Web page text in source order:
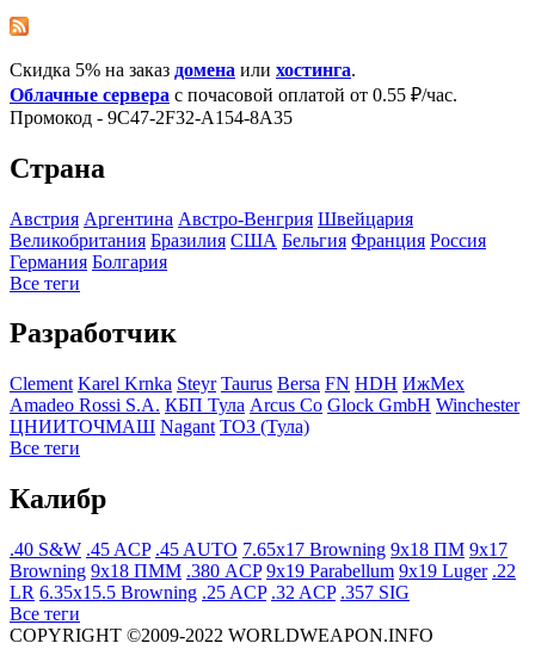
Скидка 5% на заказ домена или хостинга.
Облачные сервера с почасовой оплатой от 0.55 ₽/час.
Промокод - 9C47-2F32-A154-8A35
Страна
Австрия Аргентина Австро-Венгрия Швейцария
Великобритания Бразилия США Бельгия Франция Росcия
Германия Болгария
Все теги
Разработчик
Clement Karel Krnka Steyr Taurus Bersa FN HDH ИжМех
Amadeo Rossi S.A. КБП Тула Arcus Co Glock GmbH Winchester
ЦНИИТОЧМАШ Nagant ТОЗ (Тула)
Все теги
Калибр
.40 S&W .45 ACP .45 AUTO 7.65x17 Browning 9x18 ПМ 9x17
Browning 9x18 ПММ .380 ACP 9x19 Parabellum 9x19 Luger .22
LR 6.35x15.5 Browning .25 ACP .32 ACP .357 SIG
Все теги
COPYRIGHT ©2009-2022 WORLDWEAPON.INFO